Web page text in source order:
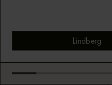
Lindberg
Bekijk montuur